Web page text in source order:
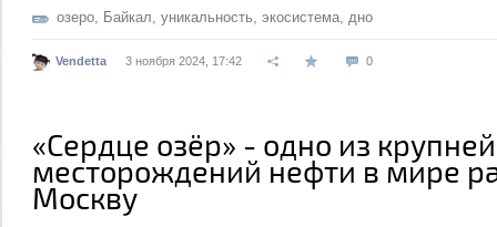
озеро, Байкал, уникальность, экосистема, дно
Vendetta 3 ноября 2024, 17:42 0
«Cердце озёр» - одно из
месторождений нефти в мире
Москву